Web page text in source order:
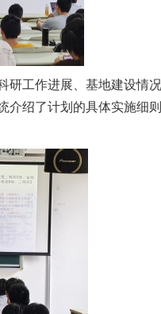
研工作进展、基地建设情
绍了计划的具体实施细